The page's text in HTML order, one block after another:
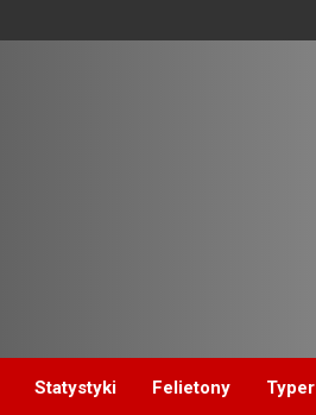
Statystyki Felietony Typer